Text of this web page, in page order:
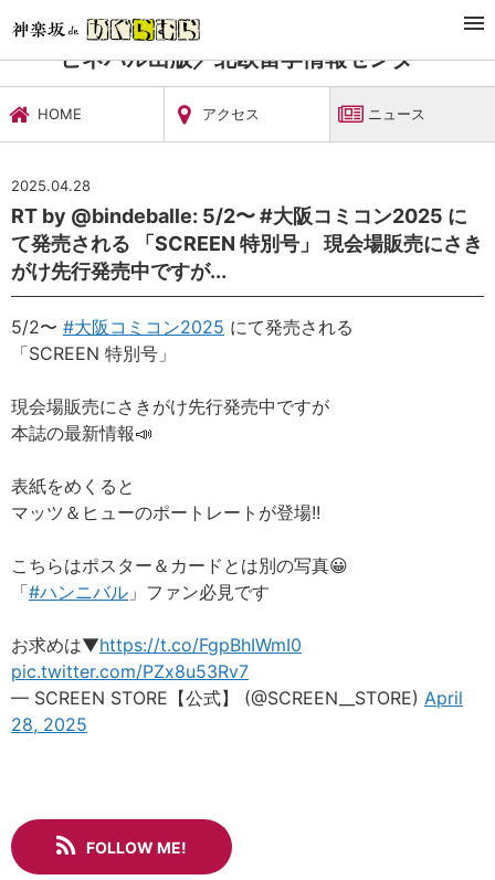
習い事・稽古 ビネバル出版／北欧留学情報センター ニュース
ビネバル出版／北欧留学情報センター
HOME アクセス ニュース
2025.04.28
RT by @bindeballe: 5/2〜 #大阪コミコン2025 に
て発売される 「SCREEN 特別号」 現会場販売にさき
がけ先行発売中ですが...
5/2〜 #大阪コミコン2025 にて発売される
「SCREEN 特別号」
現会場販売にさきがけ先行発売中ですが
本誌の最新情報📣
表紙をめくると
マッツ＆ヒューのポートレートが登場!!
こちらはポスター＆カードとは別の写真😀
「#ハンニバル 」ファン必見です
お求めは▼https://t.co/FgpBhIWmI0
pic.twitter.com/PZx8u53Rv7
— SCREEN STORE【公式】 (@SCREEN__STORE) April
28, 2025
FOLLOW ME!